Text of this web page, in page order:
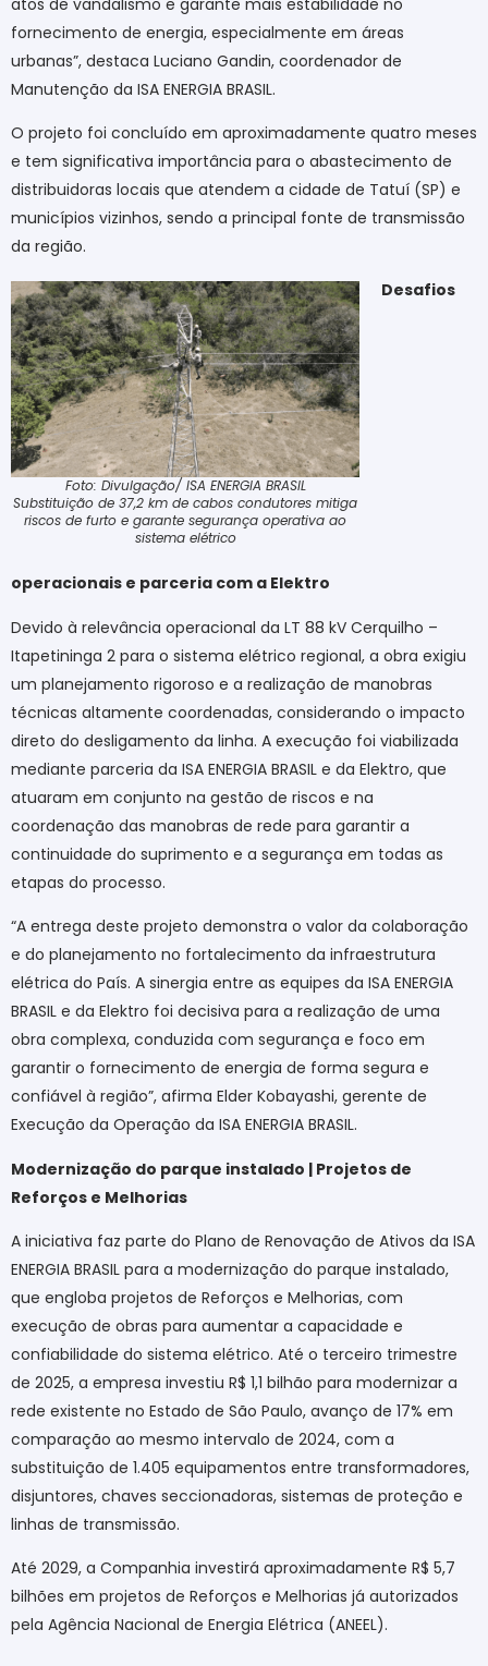
fornecimento de energia, especialmente em áreas
urbanas”, destaca Luciano Gandin, coordenador de
Manutenção da ISA ENERGIA BRASIL.
O projeto foi concluído em aproximadamente quatro meses
e tem significativa importância para o abastecimento de
distribuidoras locais que atendem a cidade de Tatuí (SP) e
municípios vizinhos, sendo a principal fonte de transmissão
da região.
Foto: Divulgação/ ISA ENERGIA BRASIL
Substituição de 37,2 km de cabos condutores mitiga
riscos de furto e garante segurança operativa ao
sistema elétrico
Desafios
operacionais e parceria com a Elektro
Devido à relevância operacional da LT 88 kV Cerquilho –
Itapetininga 2 para o sistema elétrico regional, a obra exigiu
um planejamento rigoroso e a realização de manobras
técnicas altamente coordenadas, considerando o impacto
direto do desligamento da linha. A execução foi viabilizada
mediante parceria da ISA ENERGIA BRASIL e da Elektro, que
atuaram em conjunto na gestão de riscos e na
coordenação das manobras de rede para garantir a
continuidade do suprimento e a segurança em todas as
etapas do processo.
“A entrega deste projeto demonstra o valor da colaboração
e do planejamento no fortalecimento da infraestrutura
elétrica do País. A sinergia entre as equipes da ISA ENERGIA
BRASIL e da Elektro foi decisiva para a realização de uma
obra complexa, conduzida com segurança e foco em
garantir o fornecimento de energia de forma segura e
confiável à região”, afirma Elder Kobayashi, gerente de
Execução da Operação da ISA ENERGIA BRASIL.
Modernização do parque instalado | Projetos de
Reforços e Melhorias
A iniciativa faz parte do Plano de Renovação de Ativos da ISA
ENERGIA BRASIL para a modernização do parque instalado,
que engloba projetos de Reforços e Melhorias, com
execução de obras para aumentar a capacidade e
confiabilidade do sistema elétrico. Até o terceiro trimestre
de 2025, a empresa investiu R$ 1,1 bilhão para modernizar a
rede existente no Estado de São Paulo, avanço de 17% em
comparação ao mesmo intervalo de 2024, com a
substituição de 1.405 equipamentos entre transformadores,
disjuntores, chaves seccionadoras, sistemas de proteção e
linhas de transmissão.
Até 2029, a Companhia investirá aproximadamente R$ 5,7
bilhões em projetos de Reforços e Melhorias já autorizados
pela Agência Nacional de Energia Elétrica (ANEEL).